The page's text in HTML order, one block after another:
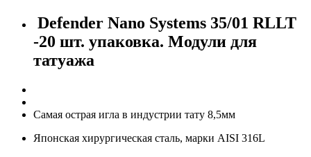
Defender Nano Systems 35/01 RLLT
-20 шт. упаковка. Модули для
татуажа
Самая острая игла в индустрии тату 8,5мм
Японская хирургическая сталь, марки AISI 316L